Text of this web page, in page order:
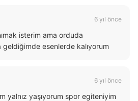
6 yıl önce
isterim ama orduda
esenlerde kalıyorum
6 yıl önce
yalnız yaşıyorum spor egiteniyim